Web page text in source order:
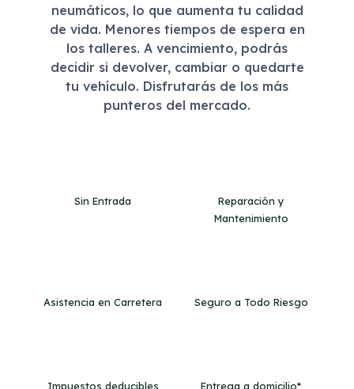
neumáticos, lo que aumenta tu calidad
de vida. Menores tiempos de espera en
los talleres. A vencimiento, podrás
decidir si devolver, cambiar o quedarte
tu vehículo. Disfrutarás de los más
punteros del mercado.
Sin Entrada
Reparación y
Mantenimiento
Asistencia en Carretera Seguro a Todo Riesgo
Impuestos deducibles Entrega a domicilio*